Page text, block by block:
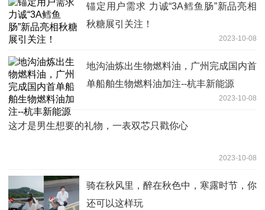
锚定用户需求 力诚“3A鳕鱼肠”新品亮相
秋糖展引关注！
2023-10-08
地沟油炼出生物燃料油，广州完成国内首
单船舶生物燃料油加注--杭丰新能源
2023-10-08
这才是男生想要的礼物，一表双芯只戳你心
2023-10-08
骑在秋风里，醉在秋色中，寒露时节，你
还可以这样玩